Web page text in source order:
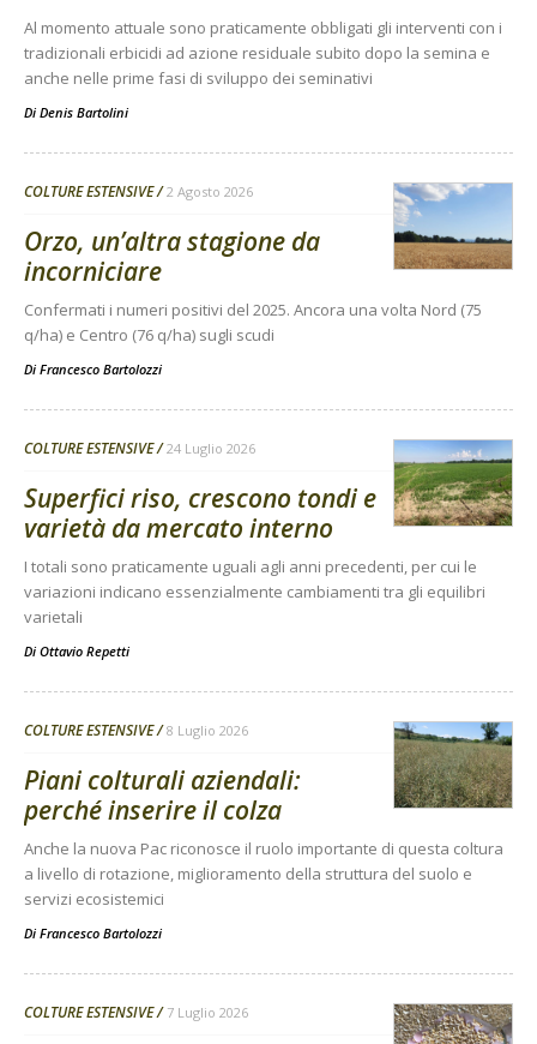
Al momento attuale sono praticamente obbligati gli interventi con i
tradizionali erbicidi ad azione residuale subito dopo la semina e
anche nelle prime fasi di sviluppo dei seminativi
Di Denis Bartolini
COLTURE ESTENSIVE 2 Agosto 2026
Orzo, un’altra stagione da
incorniciare
Confermati i numeri positivi del 2025. Ancora una volta Nord (75
q/ha) e Centro (76 q/ha) sugli scudi
Di Francesco Bartolozzi
COLTURE ESTENSIVE 24 Luglio 2026
Superfici riso, crescono tondi e
varietà da mercato interno
I totali sono praticamente uguali agli anni precedenti, per cui le
variazioni indicano essenzialmente cambiamenti tra gli equilibri
varietali
Di Ottavio Repetti
COLTURE ESTENSIVE 8 Luglio 2026
Piani colturali aziendali:
perché inserire il colza
Anche la nuova Pac riconosce il ruolo importante di questa coltura
a livello di rotazione, miglioramento della struttura del suolo e
servizi ecosistemici
Di Francesco Bartolozzi
COLTURE ESTENSIVE 7 Luglio 2026